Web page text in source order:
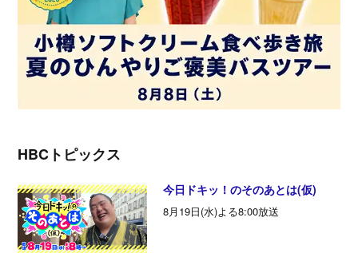
HBCトピックス
今日ドキッ！のそのあとは(仮)
8月19日(水)よる8:00放送